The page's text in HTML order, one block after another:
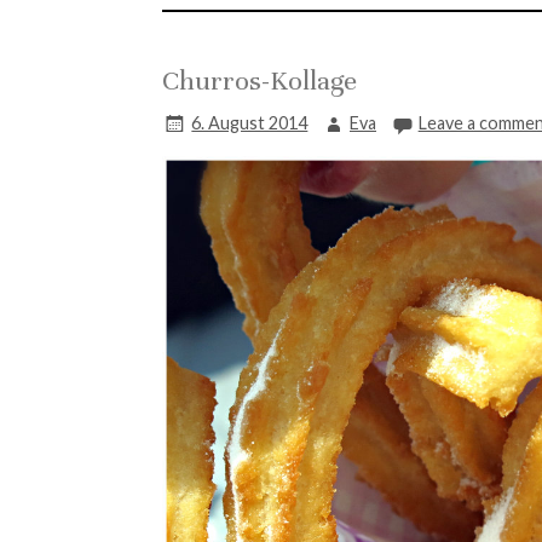
Churros-Kollage
6. August 2014 Eva Leave a